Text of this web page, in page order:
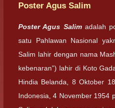
Poster Agus Salim
Poster Agus Salim adalah
satu Pahlawan Nasional
Salim lahir dengan nama
kebenaran”) lahir di Koto
Hindia Belanda, 8 Oktober
Indonesia, 4 November 1954